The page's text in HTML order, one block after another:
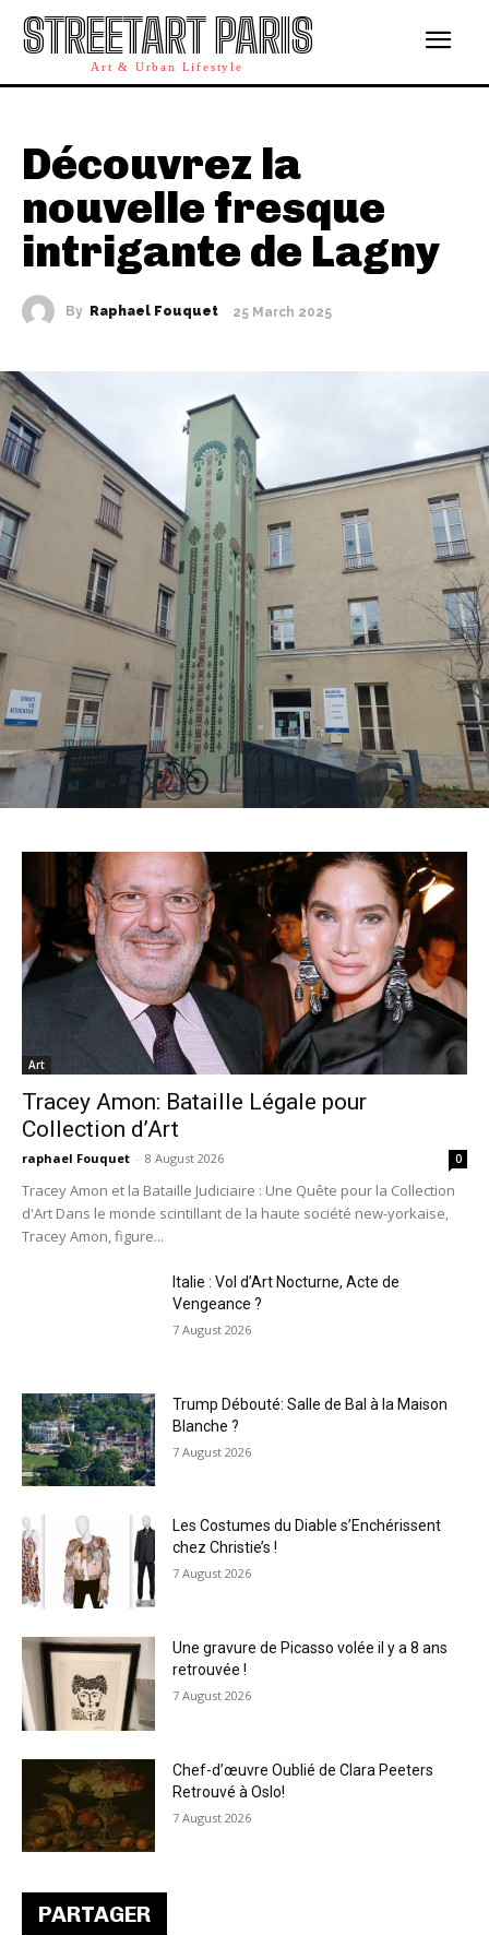
STREETART PARIS
Art & Urban Lifestyle
Découvrez la
nouvelle fresque
intrigante de Lagny
By Raphael Fouquet 25 March 2025
PARTAGER
Art
Tracey Amon: Bataille Légale pour
Collection d’Art
raphael Fouquet - 8 August 2026 0
Tracey Amon et la Bataille Judiciaire : Une Quête pour la Collection
d'Art Dans le monde scintillant de la haute société new-yorkaise,
Tracey Amon, figure...
Italie : Vol d’Art Nocturne, Acte de
Vengeance ?
7 August 2026
Trump Débouté: Salle de Bal à la Maison
Blanche ?
7 August 2026
Les Costumes du Diable s’Enchérissent
chez Christie’s !
7 August 2026
Une gravure de Picasso volée il y a 8 ans
retrouvée !
7 August 2026
Chef-d’œuvre Oublié de Clara Peeters
Retrouvé à Oslo!
7 August 2026